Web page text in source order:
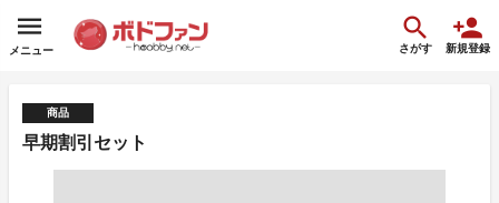
メニュー さがす 新規登録
商品
早期割引セット